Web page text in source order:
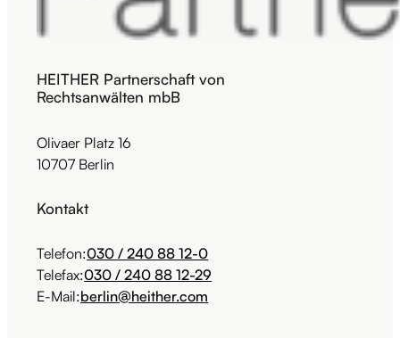
HEITHER Partnerschaft von
Rechtsanwälten mbB
Olivaer Platz 16
10707 Berlin
Kontakt
Telefon:030 / 240 88 12-0
Telefax:030 / 240 88 12-29
E-Mail:berlin@heither.com